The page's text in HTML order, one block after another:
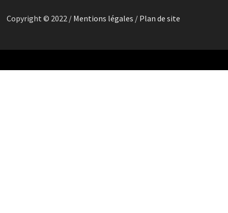
Copyright © 2022 / Mentions légales / Plan de site